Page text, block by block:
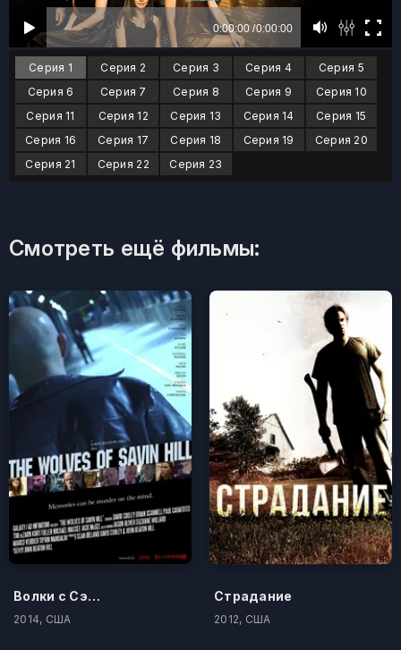
Серия 1 Серия 2 Серия 3 Серия 4
Серия 5
Серия 6
Серия 7 Серия 8 Серия 9
Серия 10
Серия 11
Серия 12 Серия 13 Серия 14
Серия 15
Серия 16
Серия 17 Серия 18 Серия 19
Серия 20
Серия 21
Серия 22 Серия 23
Смотреть ещё фильмы:
Волки с Сэйвин-Хилл
2014, США
Страдание
2012, США